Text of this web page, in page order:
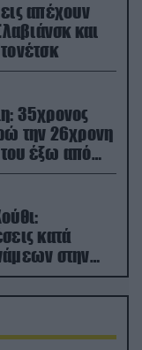
απέχουν
και
35χρονος
την 26χρονη
έξω από
κατά
στην
& στη